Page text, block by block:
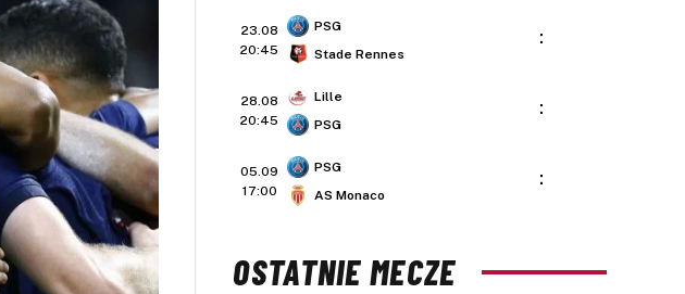
23.08
20:45
PSG
Stade Rennes
:
28.08
20:45
Lille
PSG
:
05.09
17:00
PSG
AS Monaco
:
OSTATNIE MECZE